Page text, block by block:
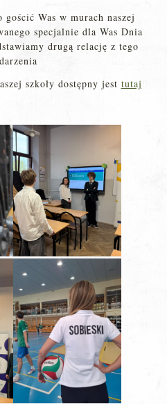
gościć Was w murach naszej
specjalnie dla Was Dnia
drugą relację z tego
szkoły dostępny jest tutaj